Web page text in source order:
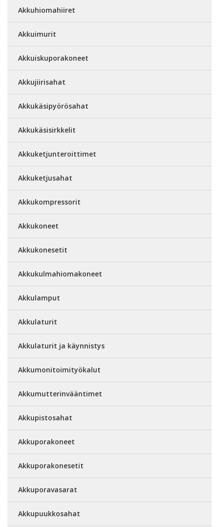
Akkuhiomahiiret
Akkuimurit
Akkuiskuporakoneet
Akkujiirisahat
Akkukäsipyörösahat
Akkukäsisirkkelit
Akkuketjunteroittimet
Akkuketjusahat
Akkukompressorit
Akkukoneet
Akkukonesetit
Akkukulmahiomakoneet
Akkulamput
Akkulaturit
Akkulaturit ja käynnistys
Akkumonitoimityökalut
Akkumutterinvääntimet
Akkupistosahat
Akkuporakoneet
Akkuporakonesetit
Akkuporavasarat
Akkupuukkosahat